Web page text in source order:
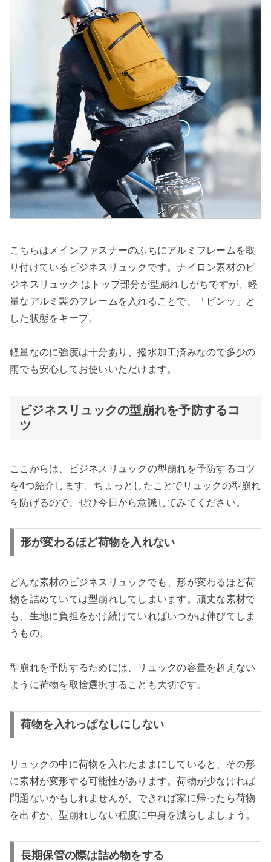
こちらはメインファスナーのふちにアルミフレームを取
り付けているビジネスリュックです。ナイロン素材のビ
ジネスリュック はトップ部分が型崩れしがちですが、軽
量なアルミ製のフレームを入れることで、「ピンッ」と
した状態をキープ。
軽量なのに強度は十分あり、撥水加工済みなので多少の
雨でも安心してお使いいただけます。
ビジネスリュックの型崩れを予防するコ
ツ
ここからは、ビジネスリュックの型崩れを予防するコツ
を4つ紹介します。ちょっとしたことでリュックの型崩れ
を防げるので、ぜひ今日から意識してみてください。
形が変わるほど荷物を入れない
どんな素材のビジネスリュックでも、形が変わるほど荷
物を詰めていては型崩れしてしまいます。頑丈な素材で
も、生地に負担をかけ続けていればいつかは伸びてしま
うもの。
型崩れを予防するためには、リュックの容量を超えない
ように荷物を取捨選択することも大切です。
荷物を入れっぱなしにしない
リュックの中に荷物を入れたままにしていると、その形
に素材が変形する可能性があります。荷物が少なければ
問題ないかもしれませんが、できれば家に帰ったら荷物
を出すか、型崩れしない程度に中身を減らしましょう。
長期保管の際は詰め物をする